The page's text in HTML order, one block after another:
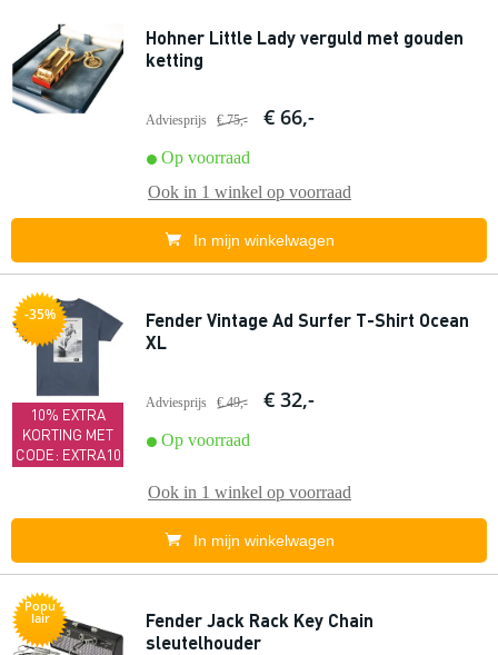
Hohner Little Lady verguld met gouden
ketting
Adviesprijs € 75,- € 66,-
Op voorraad
Ook in 1 winkel op voorraad
In mijn winkelwagen
-35%
10% EXTRA
KORTING MET
CODE: EXTRA10
Fender Vintage Ad Surfer T-Shirt Ocean
XL
Adviesprijs € 49,- € 32,-
Op voorraad
Ook in 1 winkel op voorraad
In mijn winkelwagen
Popu
lair
Fender Jack Rack Key Chain
sleutelhouder